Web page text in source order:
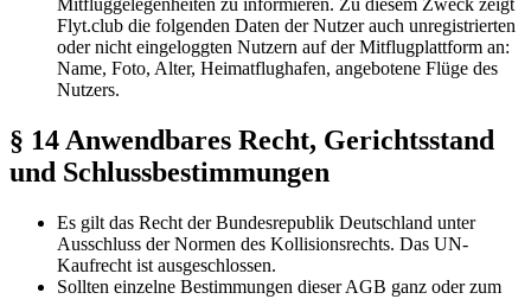
Flyt.club die folgenden Daten der Nutzer auch unregistrierten
oder nicht eingeloggten Nutzern auf der Mitflugplattform an:
Name, Foto, Alter, Heimatflughafen, angebotene Flüge des
Nutzers.
§ 14 Anwendbares Recht, Gerichtsstand
und Schlussbestimmungen
Es gilt das Recht der Bundesrepublik Deutschland unter
Ausschluss der Normen des Kollisionsrechts. Das UN-
Kaufrecht ist ausgeschlossen.
Sollten einzelne Bestimmungen dieser AGB ganz oder zum